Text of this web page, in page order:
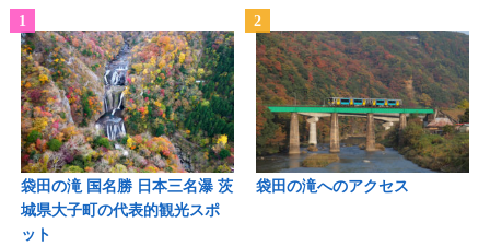
袋田の滝 国名勝 日本三名瀑 茨
城県大子町の代表的観光スポ
ット
袋田の滝へのアクセス